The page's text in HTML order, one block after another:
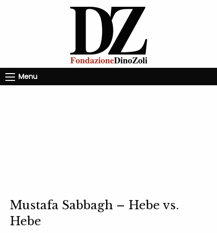
Menu
Mustafa Sabbagh – Hebe vs.
Hebe